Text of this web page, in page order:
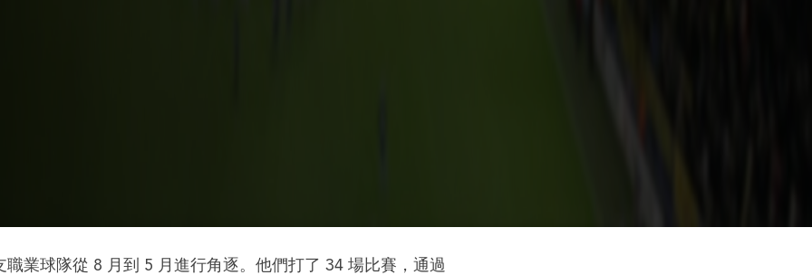
業球隊從 8 月到 5 月進行角逐。他們打了 34 場比賽，通過